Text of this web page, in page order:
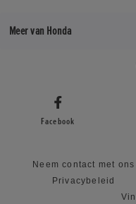
Meer van Honda
Facebook
Neem contact met ons
Privacybeleid